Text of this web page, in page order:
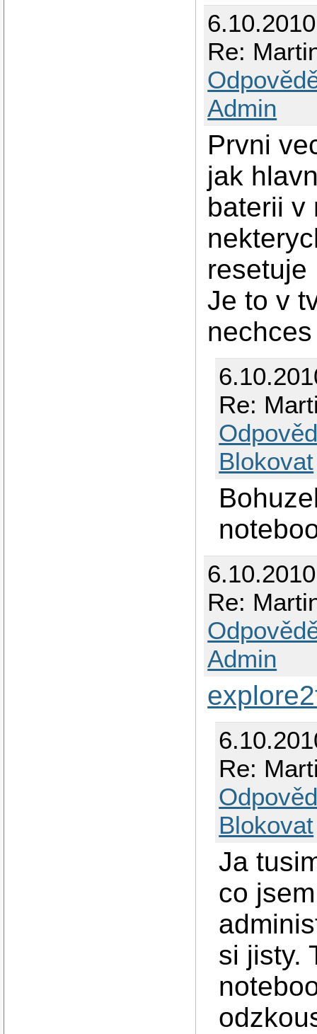
Re:
Admin
Prvni
jak
baterii v
resetuje
Je to v
Re:
Blokovat
Re:
Admin
Re:
Blokovat
Ja
co
si jisty.